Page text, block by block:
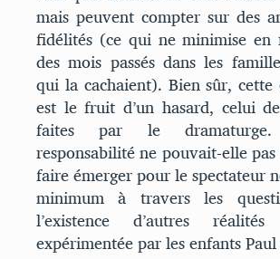
mais peuvent compter sur des
fidélités (ce qui ne minimise en
des mois passés dans les
qui la cachaient). Bien sûr,
est le fruit d’un hasard, celui
faites par le
responsabilité ne pouvait-elle
faire émerger pour le spectateur
minimum à travers les
l’existence d’autres
expérimentée par les enfants